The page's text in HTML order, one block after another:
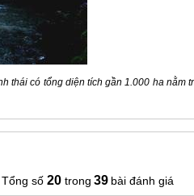
thái có tổng diện tích gần 1.000 ha
20 39 bài đánh giá